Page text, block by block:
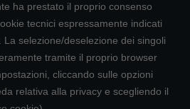
ha prestato il proprio consenso
tecnici espressamente indicati
selezione/deselezione dei singoli
tramite il proprio browser
cliccando sulle opzioni
relativa alla privacy e scegliendo il